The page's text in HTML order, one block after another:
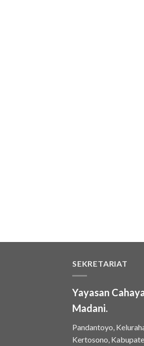
SEKRETARIAT
Yayasan
Madani.
Pandantoyo,
Kertosono,